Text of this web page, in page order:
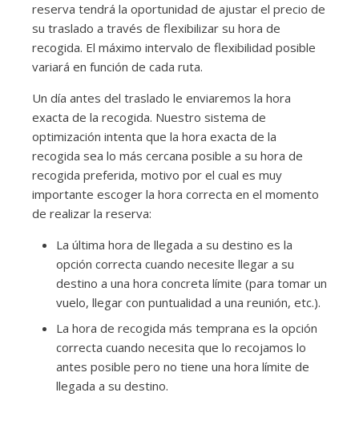
reserva tendrá la oportunidad de ajustar el precio de
su traslado a través de flexibilizar su hora de
recogida. El máximo intervalo de flexibilidad posible
variará en función de cada ruta.
Un día antes del traslado le enviaremos la hora
exacta de la recogida. Nuestro sistema de
optimización intenta que la hora exacta de la
recogida sea lo más cercana posible a su hora de
recogida preferida, motivo por el cual es muy
importante escoger la hora correcta en el momento
de realizar la reserva:
La última hora de llegada a su destino es la
opción correcta cuando necesite llegar a su
destino a una hora concreta límite (para tomar un
vuelo, llegar con puntualidad a una reunión, etc.).
La hora de recogida más temprana es la opción
correcta cuando necesita que lo recojamos lo
antes posible pero no tiene una hora límite de
llegada a su destino.